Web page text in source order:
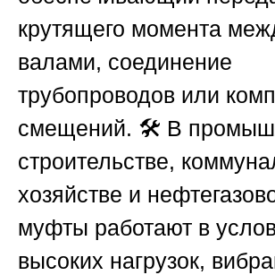
крутящего момента
валами, соединение
трубопроводов или
смещений. 🛠️ В
строительстве,
хозяйстве и
муфты работают в
высоких нагрузок,